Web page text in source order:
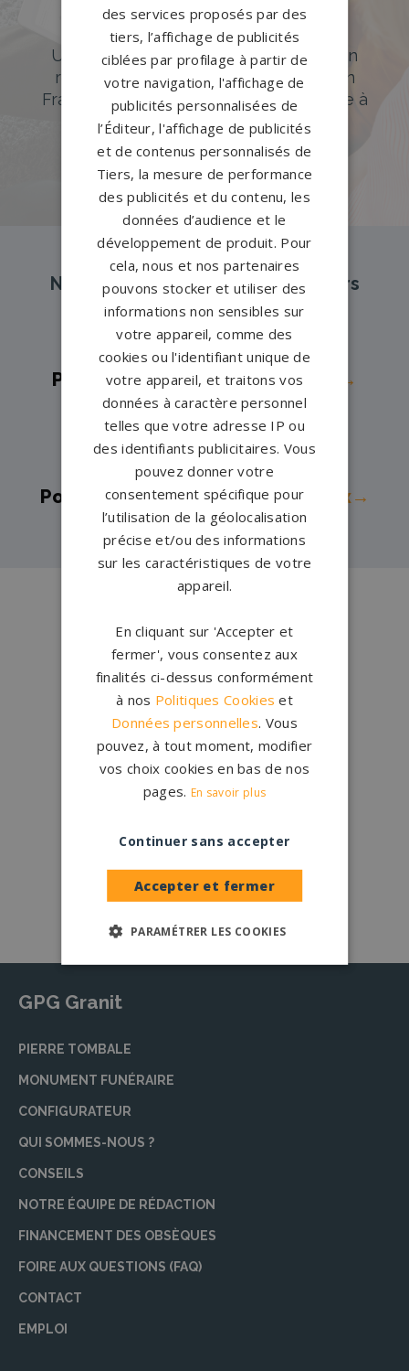
Accompagnement sur-mesure
Un accompagnement sur mesure et un
réseau de 1200 partenaires partout en
France. Personnalisation avancée grâce à
notre configurateur 3D en ligne.
PERSONNALISEZ VOTRE MONUMENT
Nos pompes funèbres et marbriers
partenaires à proximité
Pompes funèbres -Bellegarde→
Pompes funèbres -Bernis→
Pompes funèbres -
Pompes funèbres - NIMES→
Pompes funèbres -Saint-Ambroix→
Conception française
Qui sommes-nous ?
Créationssur-mesure
Configurateur
1.200 partenairesen France
Nos partenaires
coloris
Nos granits
GPG Granit
PIERRE TOMBALE
MONUMENT FUNÉRAIRE
CONFIGURATEUR
QUI SOMMES-NOUS ?
CONSEILS
NOTRE ÉQUIPE DE RÉDACTION
FINANCEMENT DES OBSÈQUES
FOIRE AUX QUESTIONS (FAQ)
CONTACT
EMPLOI
des services proposés par des
tiers, l’affichage de publicités
ciblées par profilage à partir de
votre navigation, l'affichage de
publicités personnalisées de
l’Éditeur, l'affichage de publicités
et de contenus personnalisés de
Tiers, la mesure de performance
des publicités et du contenu, les
données d’audience et le
développement de produit. Pour
cela, nous et nos partenaires
pouvons stocker et utiliser des
informations non sensibles sur
votre appareil, comme des
cookies ou l'identifiant unique de
votre appareil, et traitons vos
données à caractère personnel
telles que votre adresse IP ou
des identifiants publicitaires. Vous
pouvez donner votre
consentement spécifique pour
l’utilisation de la géolocalisation
précise et/ou des informations
sur les caractéristiques de votre
appareil.
En cliquant sur 'Accepter et
fermer', vous consentez aux
finalités ci-dessus conformément
à nos Politiques Cookies et
Données personnelles. Vous
pouvez, à tout moment, modifier
vos choix cookies en bas de nos
pages. En savoir plus
Accepter et fermer
Continuer sans accepter
PARAMÉTRER LES COOKIES